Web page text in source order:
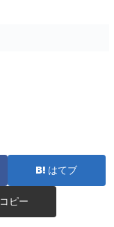
はてブ
コピー